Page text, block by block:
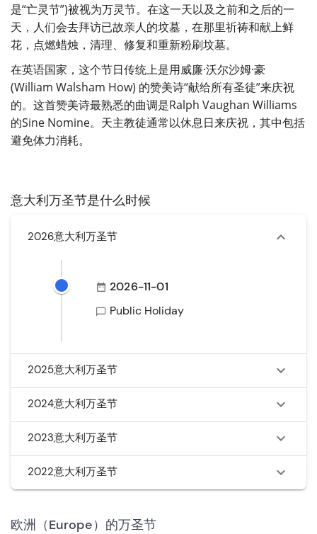
是“亡灵节”)被视为万灵节。在这一天以及之前和之后的一
天，人们会去拜访已故亲人的坟墓，在那里祈祷和献上鲜
花，点燃蜡烛，清理、修复和重新粉刷坟墓。
在英语国家，这个节日传统上是用威廉·沃尔沙姆·豪
(William Walsham How) 的赞美诗“献给所有圣徒”来庆祝
的。这首赞美诗最熟悉的曲调是Ralph Vaughan Williams
的Sine Nomine。天主教徒通常以休息日来庆祝，其中包括
避免体力消耗。
意大利万圣节是什么时候
2026意大利万圣节
2026-11-01
Public Holiday
2025意大利万圣节
2024意大利万圣节
2023意大利万圣节
2022意大利万圣节
欧洲（Europe）的万圣节